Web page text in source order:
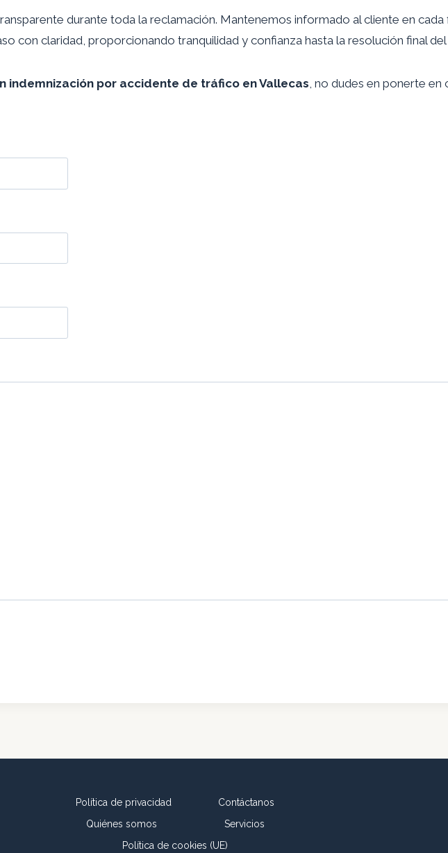
durante toda la reclamación. Mantenemos informado al cliente en
con claridad, proporcionando tranquilidad y confianza hasta la resolución final del
indemnización por accidente de tráfico en Vallecas, no dudes en ponerte
Política de privacidad
Contáctanos
Quiénes somos
Servicios
Política de cookies (UE)